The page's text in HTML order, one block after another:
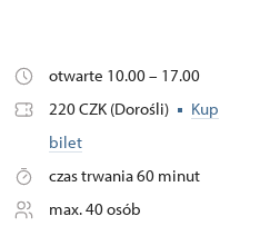
otwarte 10.00 – 17.00
220 CZK (Dorośli)
Kup
bilet
czas trwania 60 minut
max. 40 osób